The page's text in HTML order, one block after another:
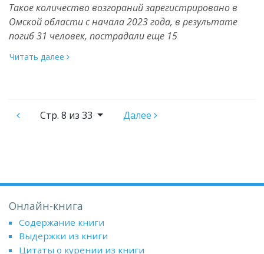
Такое количество возгораний зарегистрировано в
Омской области с начала 2023 года, в результате
погиб 31 человек, пострадали еще 15
Читать далее
Стр. 8 из 33 Далее
Онлайн-книга
Содержание книги
Выдержки из книги
Цитаты о курении из книги